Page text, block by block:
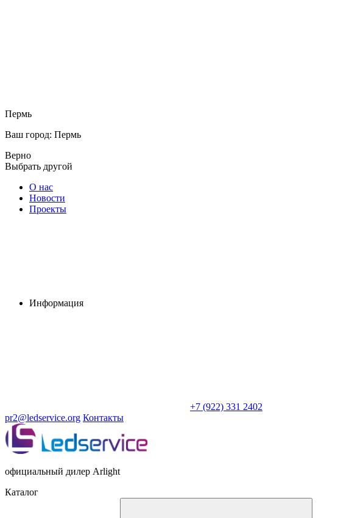
Пермь
Ваш город: Пермь
Верно
Выбрать другой
О нас
Новости
Проекты
Информация
+7 (922) 331 2402
pr2@ledservice.org Контакты
официальный дилер Arlight
Каталог